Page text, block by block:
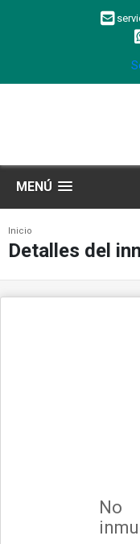
MENÚ
Inicio
Detalles del
No